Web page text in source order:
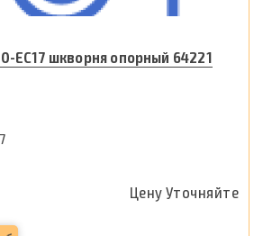
ЕС17 шкворня опорный 64221
Цену Уточняйте